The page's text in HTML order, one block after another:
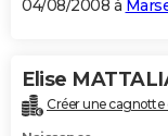
04/08/2008 à
Elise
Créer une cagnotte